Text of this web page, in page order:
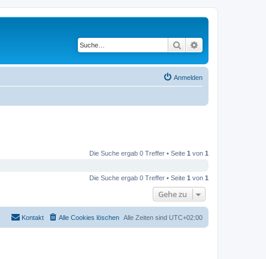
Suche
Anmelden
Die Suche ergab 0 Treffer • Seite 1 von 1
Die Suche ergab 0 Treffer • Seite 1 von 1
Gehe zu
Alle Zeiten sind UTC+02:00
Alle Cookies löschen
Kontakt